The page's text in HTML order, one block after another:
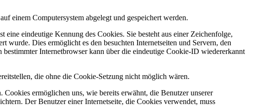
einem Computersystem abgelegt und gespeichert werden.
eindeutige Kennung des Cookies. Sie besteht aus einer Zeichenfolge,
wurde. Dies ermöglicht es den besuchten Internetseiten und Servern, den
Internetbrowser kann über die eindeutige Cookie-ID wiedererkannt
die ohne die Cookie-Setzung nicht möglich wären.
ermöglichen uns, wie bereits erwähnt, die Benutzer unserer
Der Benutzer einer Internetseite, die Cookies verwendet, muss